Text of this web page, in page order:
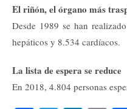
El riñón, el órgano más
Desde 1989 se han
hepáticos y 8.534 cardíacos.
La lista de espera se reduce
En 2018, 4.804 personas